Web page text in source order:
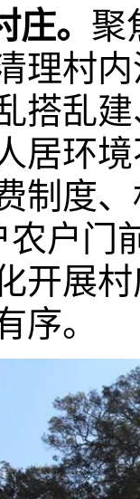
。 聚
理村
搭乱
居环
制度
农户门
开展
序。